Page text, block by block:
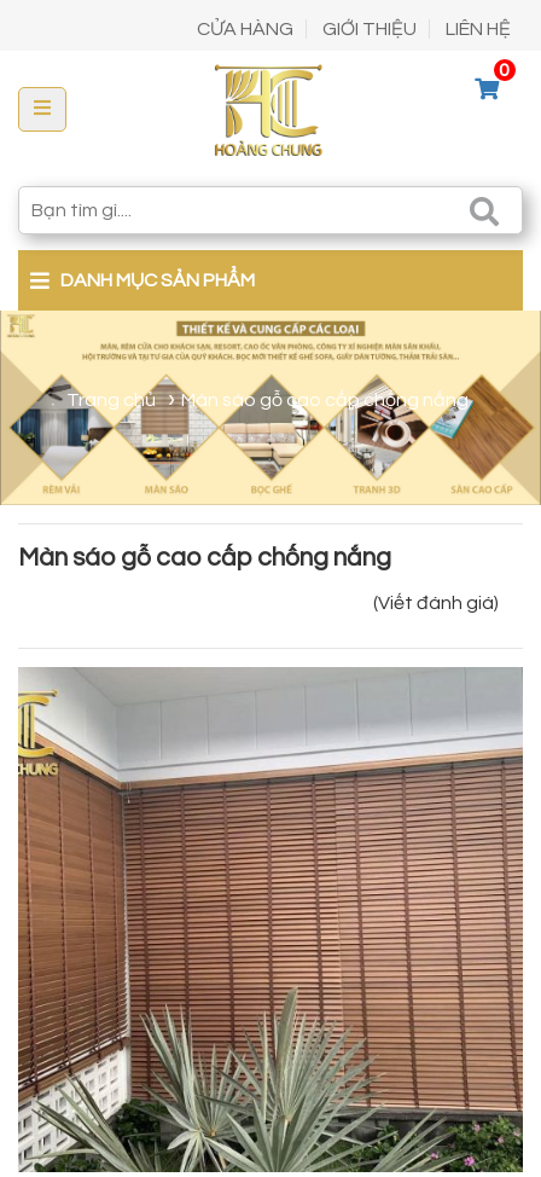
CỬA HÀNG GIỚI THIỆU LIÊN HỆ
0
DANH MỤC SẢN PHẨM
Trang chủ Màn sáo gỗ cao cấp chống nắng
Màn sáo gỗ cao cấp chống nắng
(Viết đánh giá)